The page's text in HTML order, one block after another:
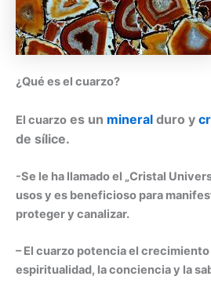
¿Qué es el cuarzo?
El cuarzo es un mineral duro y
de sílice.
-Se le ha llamado el „Cristal
usos y es beneficioso para
proteger y canalizar.
– El cuarzo potencia el
espiritualidad, la conciencia y la